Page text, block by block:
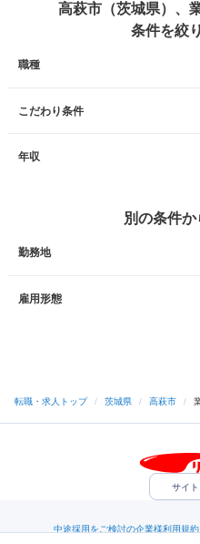
高萩市（茨城県）、
条件を絞
職種
こだわり条件
年収
別の条件
勤務地
雇用形態
転職・求人トップ / 茨城県 / 高萩市 /
サイ
中途採用をご検討の企業様利用規